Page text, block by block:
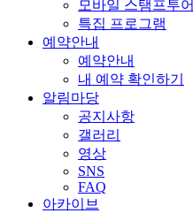
모바일 스탬프투어
특집 프로그램
예약안내
예약안내
내 예약 확인하기
알림마당
공지사항
갤러리
영상
SNS
FAQ
아카이브